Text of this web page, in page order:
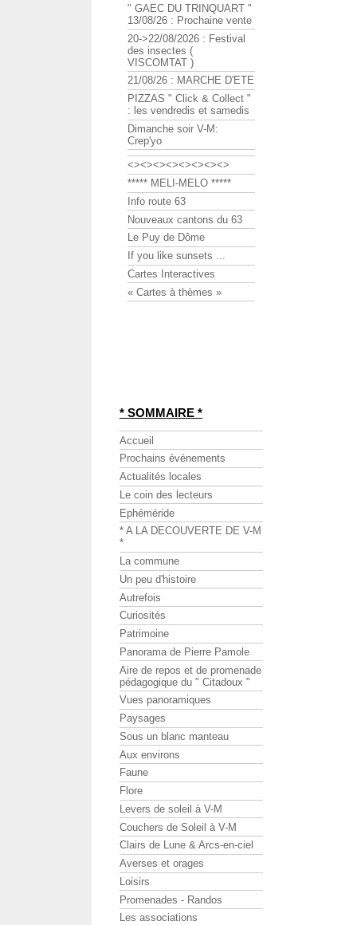
" GAEC DU TRINQUART "
13/08/26 : Prochaine vente
20->22/08/2026 : Festival
des insectes (
VISCOMTAT )
21/08/26 : MARCHE D'ETE
PIZZAS " Click & Collect "
: les vendredis et samedis
Dimanche soir V-M:
Crep'yo
<><><><><><><><>
***** MELI-MELO *****
Info route 63
Nouveaux cantons du 63
Le Puy de Dôme
If you like sunsets ...
Cartes Interactives
« Cartes à thèmes »
* SOMMAIRE *
Accueil
Prochains événements
Actualités locales
Le coin des lecteurs
Ephéméride
* A LA DECOUVERTE DE V-M
*
La commune
Un peu d'histoire
Autrefois
Curiosités
Patrimoine
Panorama de Pierre Pamole
Aire de repos et de promenade
pédagogique du " Citadoux "
Vues panoramiques
Paysages
Sous un blanc manteau
Aux environs
Faune
Flore
Levers de soleil à V-M
Couchers de Soleil à V-M
Clairs de Lune & Arcs-en-ciel
Averses et orages
Loisirs
Promenades - Randos
Les associations